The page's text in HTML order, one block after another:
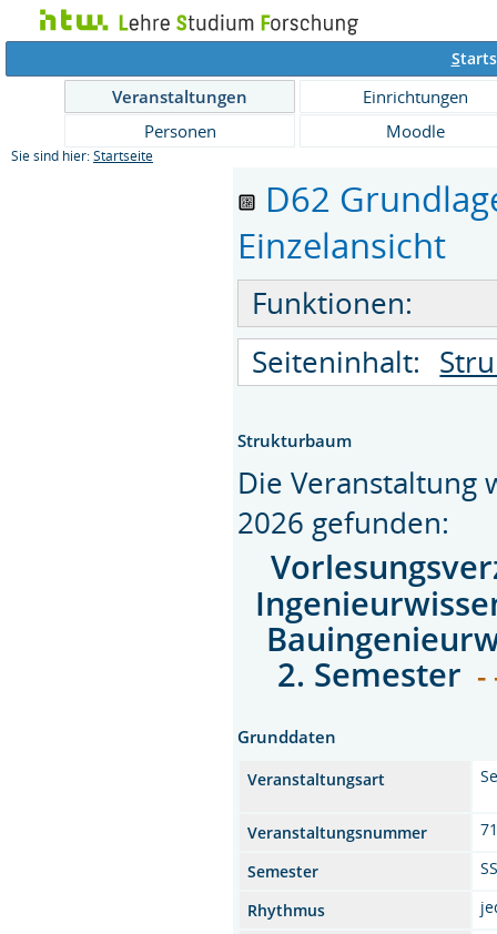
S
Veranstaltungen
Einrichtungen
Personen
Moodle
Sie sind hier: Startseite
D62
Einzelansicht
Funktionen:
Seiteninhalt:
Strukturbaum
Die Veranstaltung
2026 gefunden:
2. Semester -
Grunddaten
Veranstaltungsart
Veranstaltungsnummer
Semester
Rhythmus